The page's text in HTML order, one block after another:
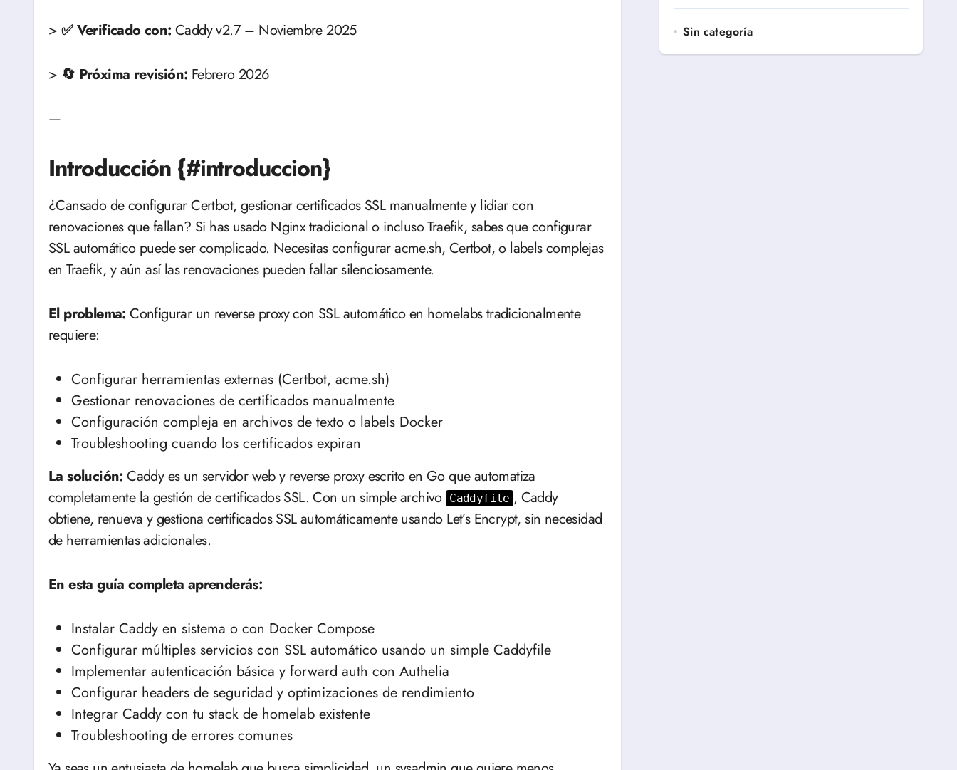
> ✅ Verificado con: Caddy v2.7 – Noviembre 2025
> 🔄 Próxima revisión: Febrero 2026
—
Introducción {#introduccion}
¿Cansado de configurar Certbot, gestionar certificados SSL manualmente y lidiar con
renovaciones que fallan? Si has usado Nginx tradicional o incluso Traefik, sabes que configurar
SSL automático puede ser complicado. Necesitas configurar acme.sh, Certbot, o labels complejas
en Traefik, y aún así las renovaciones pueden fallar silenciosamente.
El problema: Configurar un reverse proxy con SSL automático en homelabs tradicionalmente
requiere:
Configurar herramientas externas (Certbot, acme.sh)
Gestionar renovaciones de certificados manualmente
Configuración compleja en archivos de texto o labels Docker
Troubleshooting cuando los certificados expiran
La solución: Caddy es un servidor web y reverse proxy escrito en Go que automatiza
completamente la gestión de certificados SSL. Con un simple archivo Caddyfile , Caddy
obtiene, renueva y gestiona certificados SSL automáticamente usando Let’s Encrypt, sin necesidad
de herramientas adicionales.
En esta guía completa aprenderás:
Instalar Caddy en sistema o con Docker Compose
Configurar múltiples servicios con SSL automático usando un simple Caddyfile
Implementar autenticación básica y forward auth con Authelia
Configurar headers de seguridad y optimizaciones de rendimiento
Integrar Caddy con tu stack de homelab existente
Troubleshooting de errores comunes
Sin categoría